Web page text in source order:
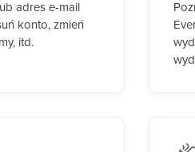
adres e-mail
konto, zmień
itd.